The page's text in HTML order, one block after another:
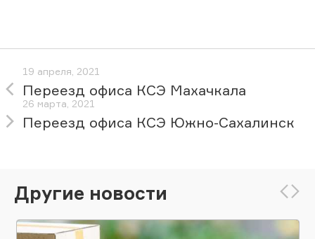
19 апреля, 2021
Переезд офиса КСЭ Махачкала
26 марта, 2021
Переезд офиса КСЭ Южно-Сахалинск
Другие новости